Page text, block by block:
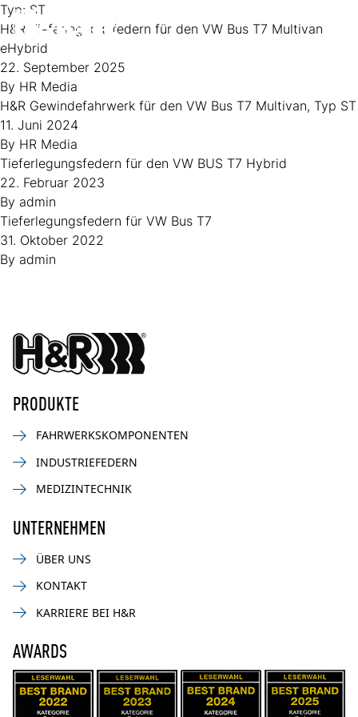
Zum Inhalt springen
Typ: ST
H&R Tieferlegungsfedern für den VW Bus T7 Multivan
eHybrid
22. September 2025
By HR Media
H&R Gewindefahrwerk für den VW Bus T7 Multivan, Typ ST
11. Juni 2024
By HR Media
Tieferlegungsfedern für den VW BUS T7 Hybrid
22. Februar 2023
By admin
Tieferlegungsfedern für VW Bus T7
31. Oktober 2022
By admin
PRODUKTE
FAHRWERKSKOMPONENTEN
INDUSTRIEFEDERN
MEDIZINTECHNIK
UNTERNEHMEN
ÜBER UNS
KONTAKT
KARRIERE BEI H&R
AWARDS